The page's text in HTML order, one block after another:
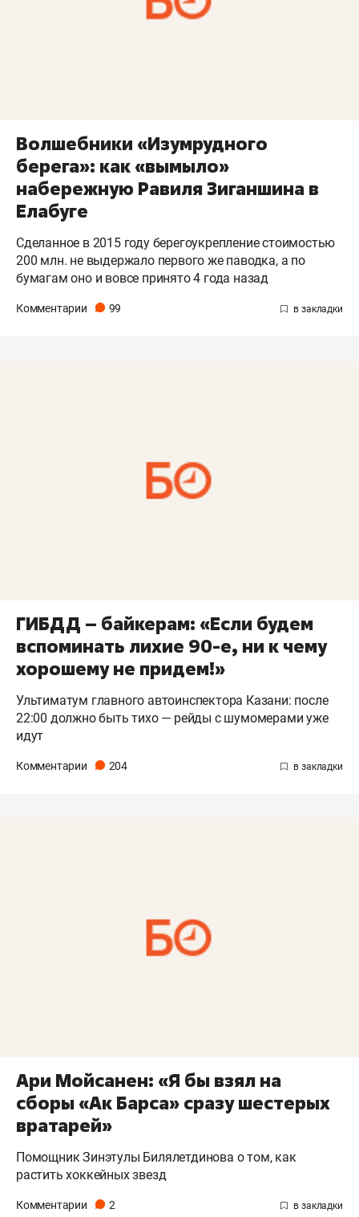
Волшебники «Изумрудного
берега»: как «вымыло»
набережную Равиля Зиганшина в
Елабуге
Сделанное в 2015 году берегоукрепление стоимостью
200 млн. не выдержало первого же паводка, а по
бумагам оно и вовсе принято 4 года назад
Комментарии 99
ГИБДД – байкерам: «Если будем
вспоминать лихие 90-е, ни к чему
хорошему не придем!»
Ультиматум главного автоинспектора Казани: после
22:00 должно быть тихо — рейды с шумомерами уже
идут
Комментарии 204
Ари Мойсанен: «Я бы взял на
сборы «Ак Барса» сразу шестерых
вратарей»
Помощник Зинэтулы Билялетдинова о том, как
растить хоккейных звезд
Комментарии 2